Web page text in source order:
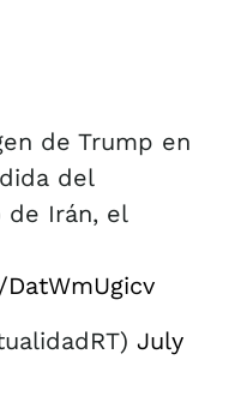
de Trump en
del
Irán, el
July